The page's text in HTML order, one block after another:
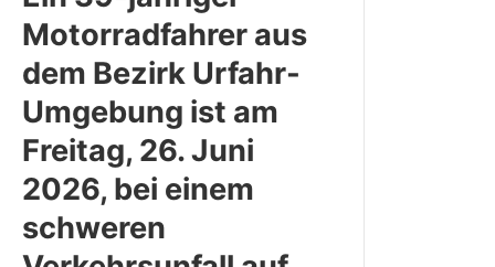
Motorradfahrer aus
dem Bezirk Urfahr-
Umgebung ist am
Freitag, 26. Juni
2026, bei einem
schweren